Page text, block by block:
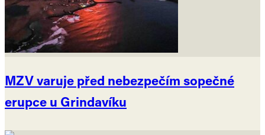
MZV varuje před nebezpečím sopečné
erupce u Grindavíku